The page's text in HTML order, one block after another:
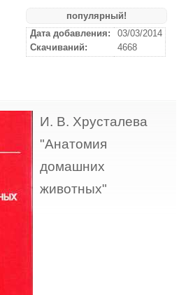
популярный!
Дата добавления:
03/03/2014
Скачиваний:
4668
И. В. Хрусталева
"Анатомия
домашних
животных"